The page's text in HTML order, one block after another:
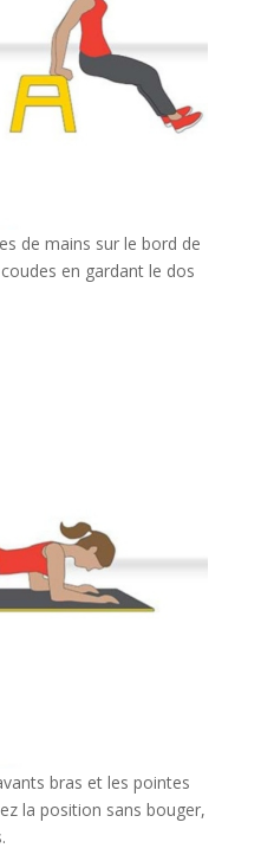
de mains sur le bord de
en gardant le dos
bras et les pointes
la position sans bouger,